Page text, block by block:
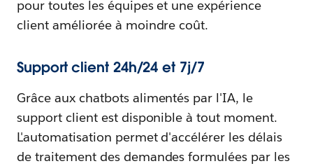
pour toutes les équipes et une expérience
client améliorée à moindre coût.
Support client 24h/24 et 7j/7
Grâce aux chatbots alimentés par l'IA, le
support client est disponible à tout moment.
L'automatisation permet d'accélérer les délais
de traitement des demandes formulées par les